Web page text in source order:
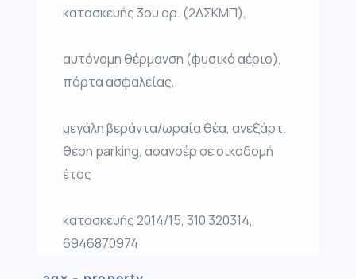
κατασκευής 3ου ορ. (2ΔΣΚΜΠ),
αυτόνομη θέρμανση (φυσικό αέριο),
πόρτα ασφαλείας,
μεγάλη βεράντα/ωραία θέα, ανεξάρτ.
θέση parking, ασανσέρ σε οικοδομή
έτος
κατασκευής 2014/15, 310 320314,
6946870974